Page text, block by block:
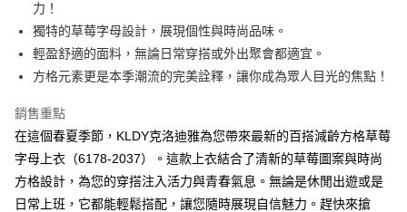
全家取貨付款
免運費
付款後全家取貨
免運費
7-11取貨付款
免運費
付款後7-11取貨
力！
獨特的草莓字母設計，展現個性與時尚品味。
輕盈舒適的面料，無論日常穿搭或外出聚會都適宜。
方格元素更是本季潮流的完美詮釋，讓你成為眾人目光的焦點！
銷售重點
在這個春夏季節，KLDY克洛迪雅為您帶來最新的百搭減齡方格草莓
字母上衣（6178-2037）。這款上衣結合了清新的草莓圖案與時尚
方格設計，為您的穿搭注入活力與青春氣息。無論是休閒出遊或是
日常上班，它都能輕鬆搭配，讓您隨時展現自信魅力。趕快來搶